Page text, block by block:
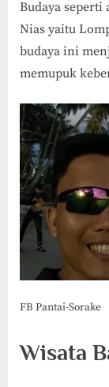
Budaya seperti
Nias yaitu
budaya ini
memupuk
FB Pantai-Sorake
Wisata